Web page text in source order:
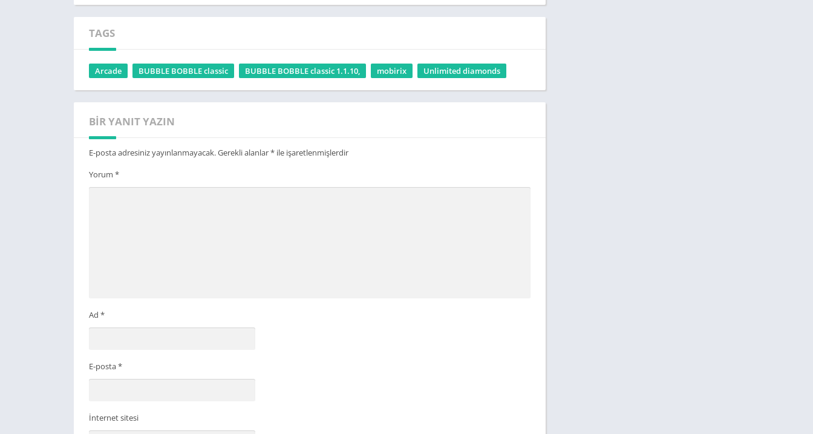
TAGS
Arcade BUBBLE BOBBLE classic BUBBLE BOBBLE classic 1.1.10, mobirix Unlimited diamonds
BIR YANIT YAZIN
E-posta adresiniz yayınlanmayacak.Gerekli alanlar* ile işaretlenmişlerdir
Yorum *
Ad *
E-posta*
İnternet sitesi